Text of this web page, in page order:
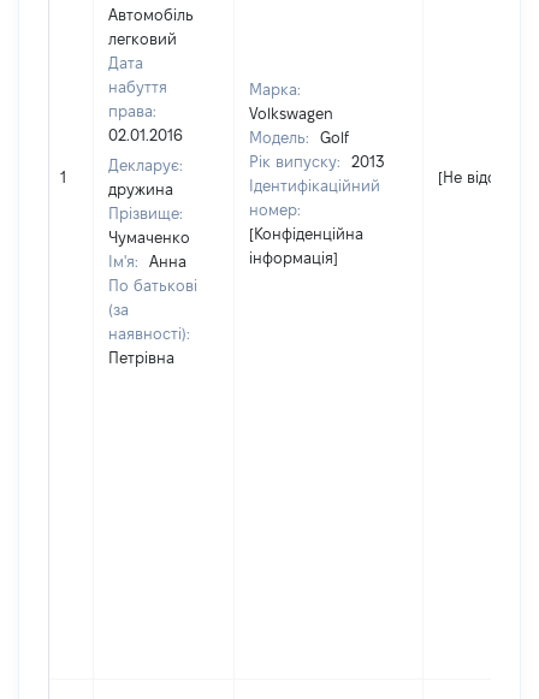
1
Автомобіль
легковий
Дата
набуття
права:
02.01.2016
Декларує:
дружина
Прізвище:
Чумаченко
Ім'я:
Анна
По батькові
(за
наявності):
Петрівна
Марка:
Volkswagen
Модель:
Golf
Рік випуску:
2013
Ідентифікаційний
номер:
[Конфіденційна
інформація]
[Не відомо]